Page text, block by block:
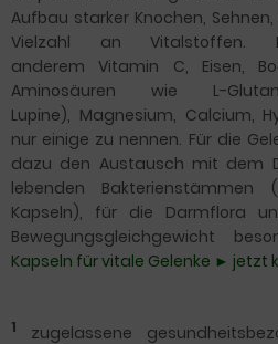
Aufbau starker Knochen,
Vielzahl an Vitalstoffen.
anderem Vitamin C, Eisen,
Aminosäuren wie L-
Lupine), Magnesium, Calcium,
nur einige zu nennen. Für die
dazu den Austausch mit dem
lebenden Bakterienstämmen
Kapseln), für die Darmflora
Bewegungsgleichgewicht
Kapseln für vitale Gelenke ► jetzt
1
zugelassene